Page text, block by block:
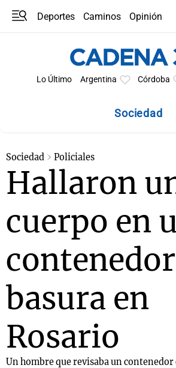
Deportes Caminos
Opinión
Lo Último Argentina Córdoba
Sociedad
Sociedad Policiales
Hallaron
cuerpo en
basura en
Rosario
Un hombre que revisaba un contenedor